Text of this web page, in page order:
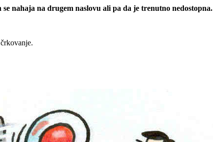
nahaja na drugem naslovu ali pa da je trenutno nedostopna.